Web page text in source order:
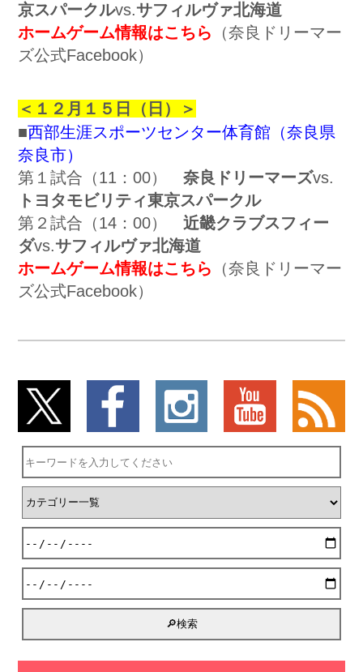
京スパークルvs.サフィルヴァ北海道
ホームゲーム情報はこちら
（奈良ドリーマー
ズ公式Facebook）
＜１２月１５日（日）＞
■西部生涯スポーツセンター体育館（奈良県
奈良市）
第１試合（11：00）奈良ドリーマーズvs.
トヨタモビリティ東京スパークル
第２試合（14：00）近畿クラブスフィー
ダvs.サフィルヴァ北海道
ホームゲーム情報はこちら
（奈良ドリーマー
ズ公式Facebook）